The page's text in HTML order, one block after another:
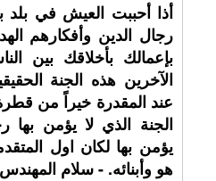
أذا أحببت العيش في بلد
رجال الدين وأفكارهم
بإعمالك بأخلاقك بين
الآخرين هذه الجنة
عند المقدرة خيراً من
الجنة الذي لا يؤمن
يؤمن بها لكان اول
هو وأبنائه. - سلام المهندس